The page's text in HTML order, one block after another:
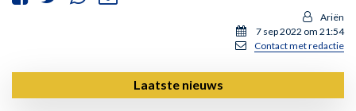
Ariën
7 sep 2022 om 21:54
Contact met redactie
Laatste nieuws